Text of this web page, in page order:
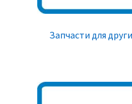
Запчасти для